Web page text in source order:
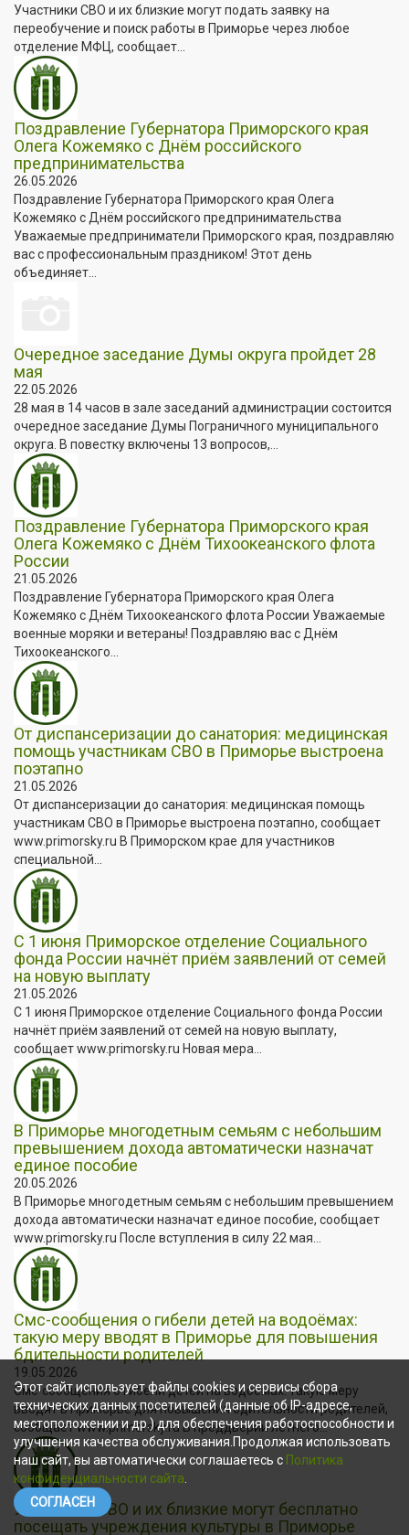
Участники СВО и их близкие могут подать заявку на
переобучение и поиск работы в Приморье через любое
отделение МФЦ, сообщает...
Поздравление Губернатора Приморского края
Олега Кожемяко с Днём российского
предпринимательства
26.05.2026
Поздравление Губернатора Приморского края Олега
Кожемяко с Днём российского предпринимательства
Уважаемые предприниматели Приморского края, поздравляю
вас с профессиональным праздником! Этот день
объединяет...
Очередное заседание Думы округа пройдет 28
мая
22.05.2026
28 мая в 14 часов в зале заседаний администрации состоится
очередное заседание Думы Пограничного муниципального
округа. В повестку включены 13 вопросов,...
Поздравление Губернатора Приморского края
Олега Кожемяко с Днём Тихоокеанского флота
России
21.05.2026
Поздравление Губернатора Приморского края Олега
Кожемяко с Днём Тихоокеанского флота России Уважаемые
военные моряки и ветераны! Поздравляю вас с Днём
Тихоокеанского...
От диспансеризации до санатория: медицинская
помощь участникам СВО в Приморье выстроена
поэтапно
21.05.2026
От диспансеризации до санатория: медицинская помощь
участникам СВО в Приморье выстроена поэтапно, сообщает
www.primorsky.ru В Приморском крае для участников
специальной...
С 1 июня Приморское отделение Социального
фонда России начнёт приём заявлений от семей
на новую выплату
21.05.2026
С 1 июня Приморское отделение Социального фонда России
начнёт приём заявлений от семей на новую выплату,
сообщает www.primorsky.ru Новая мера...
В Приморье многодетным семьям с небольшим
превышением дохода автоматически назначат
единое пособие
20.05.2026
В Приморье многодетным семьям с небольшим превышением
дохода автоматически назначат единое пособие, сообщает
www.primorsky.ru После вступления в силу 22 мая...
Смс-сообщения о гибели детей на водоёмах:
такую меру вводят в Приморье для повышения
бдительности родителей
19.05.2026
Смс-сообщения о гибели детей на водоёмах: такую меру
вводят в Приморье для повышения бдительности родителей,
сообщает www.primorsky.ru В преддверии летнего...
Участники СВО и их близкие могут бесплатно
посещать учреждения культуры в Приморье
Этот сайт использует файлы cookies и сервисы сбора
технических данных посетителей (данные об IP-адресе,
местоположении и др.) для обеспечения работоспособности и
улучшения качества обслуживания.Продолжая использовать
наш сайт, вы автоматически соглашаетесь с Политика
конфиденциальности сайта
СОГЛАСЕН